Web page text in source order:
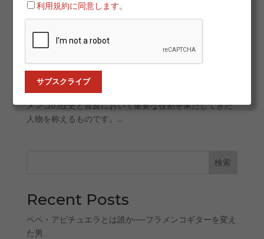
は、国際的なフラメンコ界における最も権威ある賞のひ
ラメンコ・デ・ラ・イスラ、そしてレヴィスタ・ラ・フ
ラグアによって構成される組織は、その功績を称え、舞
踊家アントニオ・カナーレスを第13回『フラメンコの伝
説』に選出しました。 この賞は、カマロンの故郷である
サン・フェルナンド島（ラ・イスラ）で創設され、フラ
メンコの歴史と普及において重要な役割を果たしてきた
人物を称えるものです。...
検索
Recent Posts
ペペ・アビチュエラとは誰か──フラメンコギターを変え
た男
利用規約に同意します。